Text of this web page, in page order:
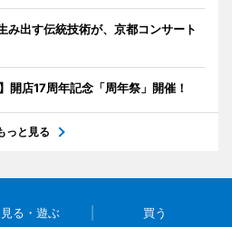
出す伝統技術が、京都コンサート
開店17周年記念「周年祭」開催！
っと見る
見る・遊ぶ 買う